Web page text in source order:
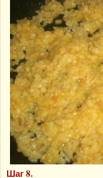
Шаг 8.